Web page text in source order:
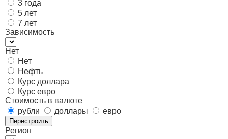
3 года
5 лет
7 лет
Зависимость
Нет
Нет
Нефть
Курс доллара
Курс евро
Стоимость в валюте
рубли
доллары евро
Перестроить
Регион